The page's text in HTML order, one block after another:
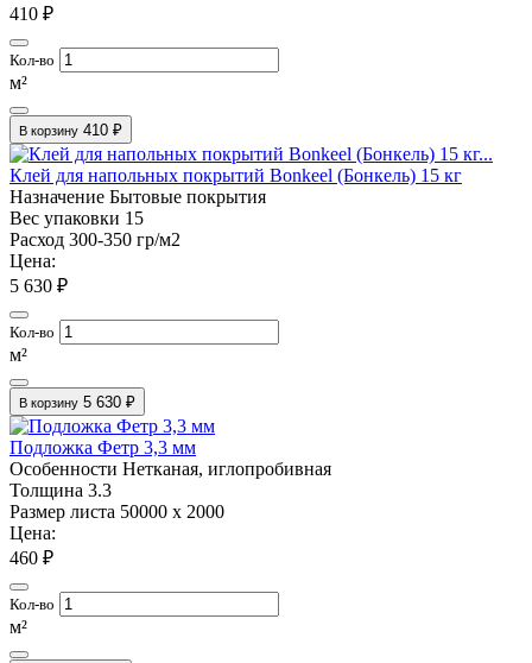
410 ₽
Кол-во
м²
В корзину 410 ₽
Клей для напольных покрытий Bonkeel (Бонкель) 15 кг
Назначение Бытовые покрытия
Вес упаковки 15
Расход 300-350 гр/м2
Цена:
5 630 ₽
Кол-во
м²
В корзину 5 630 ₽
Подложка Фетр 3,3 мм
Особенности Нетканая, иглопробивная
Толщина 3.3
Размер листа 50000 х 2000
Цена:
460 ₽
Кол-во
м²